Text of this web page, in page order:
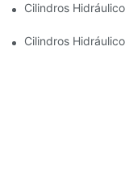
Cilindros
Cilindros